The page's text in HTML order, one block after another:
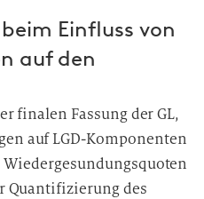
Einfluss von
auf den
finalen Fassung der GL,
auf LGD-Komponenten
Wiedergesundungsquoten
Quantifizierung des